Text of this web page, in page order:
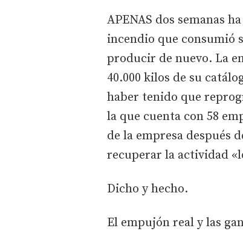
APENAS dos semanas
incendio que consumió
producir de nuevo. La
40.000 kilos de su
haber tenido que
la que cuenta con 58
de la empresa después
recuperar la actividad
Dicho y hecho.
El empujón real y las